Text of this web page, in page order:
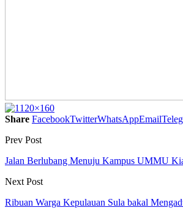
Share FacebookTwitterWhatsAppEmail
Prev Post
Jalan Berlubang Menuju Kampus UMMU
Next Post
Ribuan Warga Kepulauan Sula bakal